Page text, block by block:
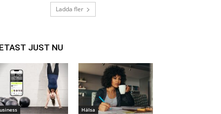
Ladda fler
JUST NU
Hälsa